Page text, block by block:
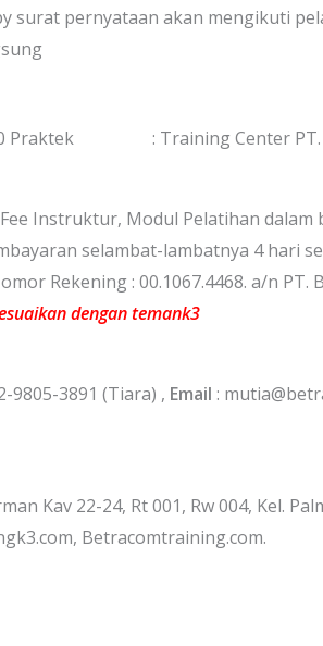
surat pernyataan akan mengikuti
: Training Center PT.
Instruktur, Modul Pelatihan dalam
selambat-lambatnya 4 hari
Rekening : 00.1067.4468. a/n PT.
dengan temank3
9805-3891 (Tiara) , Email :
Kav 22-24, Rt 001, Rw 004, Kel.
Betracomtraining.com.